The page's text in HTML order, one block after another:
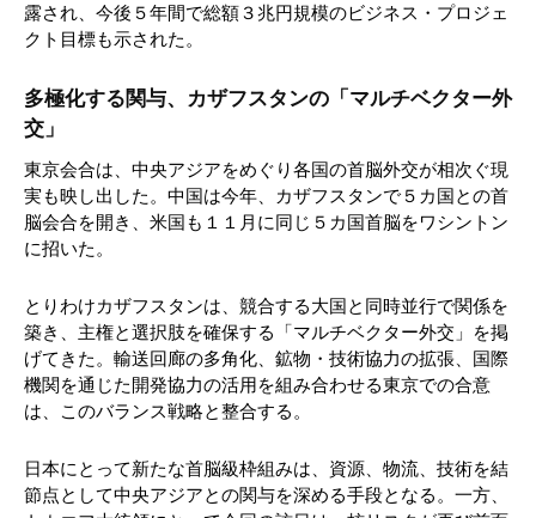
露され、今後５年間で総額３兆円規模のビジネス・プロジェ
クト目標も示された。
多極化する関与、カザフスタンの「マルチベクター外
交」
東京会合は、中央アジアをめぐり各国の首脳外交が相次ぐ現
実も映し出した。中国は今年、カザフスタンで５カ国との首
脳会合を開き、米国も１１月に同じ５カ国首脳をワシントン
に招いた。
とりわけカザフスタンは、競合する大国と同時並行で関係を
築き、主権と選択肢を確保する「マルチベクター外交」を掲
げてきた。輸送回廊の多角化、鉱物・技術協力の拡張、国際
機関を通じた開発協力の活用を組み合わせる東京での合意
は、このバランス戦略と整合する。
日本にとって新たな首脳級枠組みは、資源、物流、技術を結
節点として中央アジアとの関与を深める手段となる。一方、